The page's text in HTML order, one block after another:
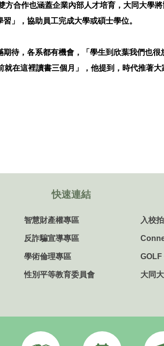
方合作也涵蓋企業內部人才培育，大同大學
」，協助員工完成大學或碩士學位。
待，各系都有機會，「學生到欣葉我們也
就在這裡讀書三個月」，他提到，時代推著
快速連結
智慧財產權專區
反詐騙宣導專區
學術倫理專區
性別平等教育委員會
入校
GOLF
大同